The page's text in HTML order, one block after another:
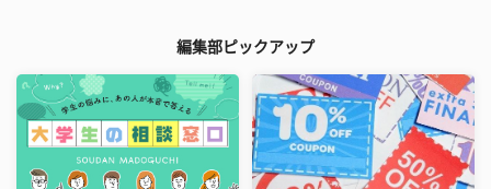
編集部ピックアップ